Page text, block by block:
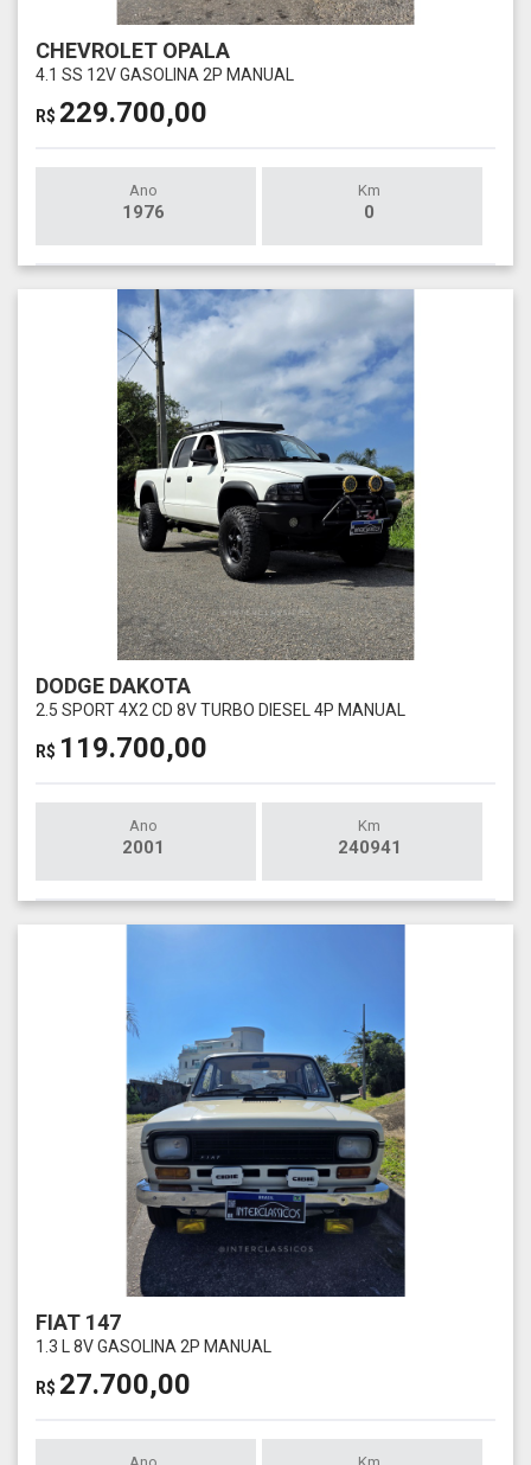
CHEVROLET OPALA
4.1 SS 12V GASOLINA 2P MANUAL
R$ 229.700,00
Ano
1976
Km
0
DODGE DAKOTA
2.5 SPORT 4X2 CD 8V TURBO DIESEL 4P MANUAL
R$ 119.700,00
Ano
2001
Km
240941
FIAT 147
1.3 L 8V GASOLINA 2P MANUAL
R$ 27.700,00
Ano Km